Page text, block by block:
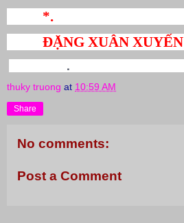
*.
ĐẶNG XUÂN XUYẾN
.
thuky truong at 10:59 AM
Share
No comments:
Post a Comment